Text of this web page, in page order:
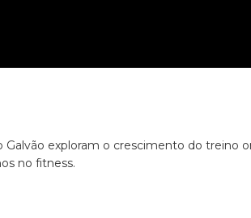
Galvão exploram o crescimento do treino
no fitness.